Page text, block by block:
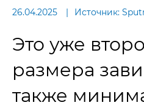
26.04.2025 Источник:
Это уже
размера
также